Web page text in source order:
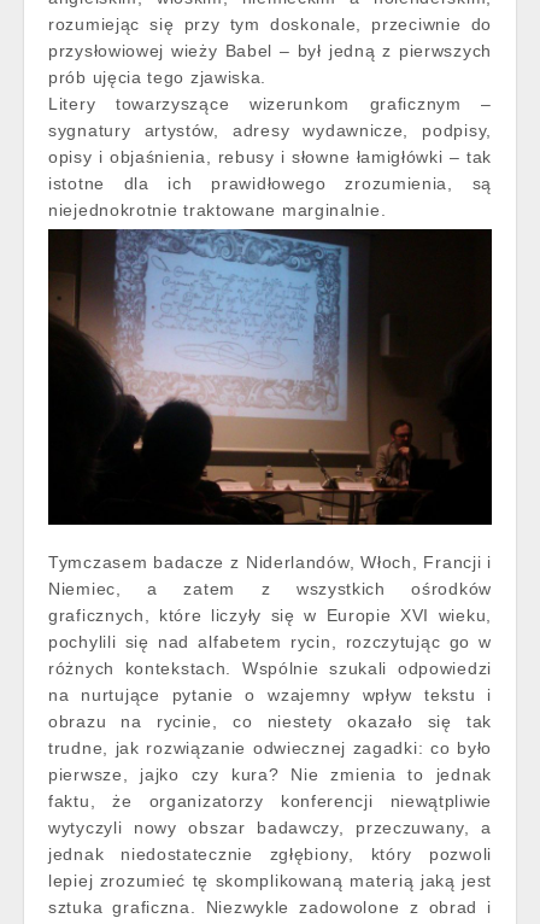
rozumiejąc się przy tym doskonale, przeciwnie do
przysłowiowej wieży Babel – był jedną z pierwszych
prób ujęcia tego zjawiska.
Litery towarzyszące wizerunkom graficznym –
sygnatury artystów, adresy wydawnicze, podpisy,
opisy i objaśnienia, rebusy i słowne łamigłówki – tak
istotne dla ich prawidłowego zrozumienia, są
niejednokrotnie traktowane marginalnie.
Tymczasem badacze z Niderlandów, Włoch, Francji i
Niemiec, a zatem z wszystkich ośrodków
graficznych, które liczyły się w Europie XVI wieku,
pochylili się nad alfabetem rycin, rozczytując go w
różnych kontekstach. Wspólnie szukali odpowiedzi
na nurtujące pytanie o wzajemny wpływ tekstu i
obrazu na rycinie, co niestety okazało się tak
trudne, jak rozwiązanie odwiecznej zagadki: co było
pierwsze, jajko czy kura? Nie zmienia to jednak
faktu, że organizatorzy konferencji niewątpliwie
wytyczyli nowy obszar badawczy, przeczuwany, a
jednak niedostatecznie zgłębiony, który pozwoli
lepiej zrozumieć tę skomplikowaną materią jaką jest
sztuka graficzna. Niezwykle zadowolone z obrad i